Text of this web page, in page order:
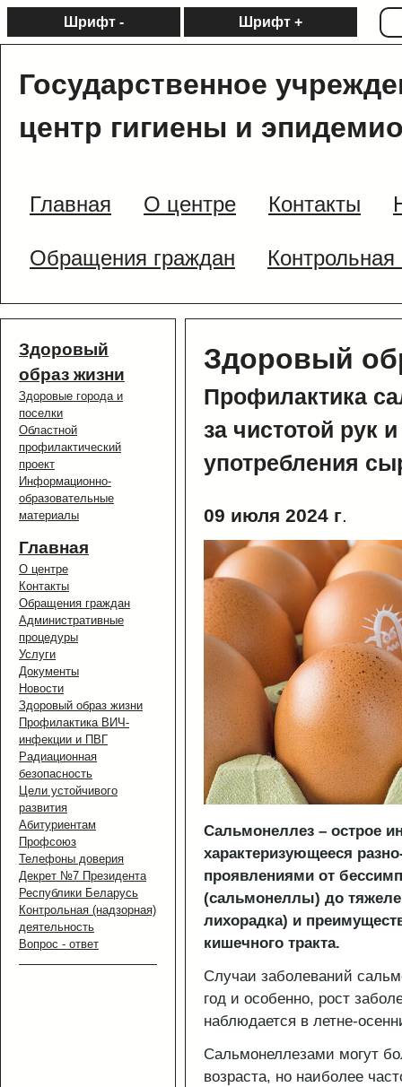
Шрифт - Шрифт +
Государственное
центр гигиены и
Главная О центре Контакты
Обращения граждан
Здоровый
образ жизни
Здоровые города и
поселки
Областной
профилактический
проект
Информационно-
образовательные
материалы
Главная
О центре
Контакты
Обращения граждан
Административные
процедуры
Услуги
Документы
Новости
Здоровый образ жизни
Профилактика ВИЧ-
инфекции и ПВГ
Радиационная
безопасность
Цели устойчивого
развития
Абитуриентам
Профсоюз
Телефоны доверия
Декрет №7 Президента
Республики Беларусь
Контрольная (надзорная)
деятельность
Вопрос - ответ
Здоровый
Профилактика
за чистотой рук
употребления
09 июля 2024 г.
Сальмонеллез – острое
характеризующееся
проявлениями от
(сальмонеллы) до
лихорадка) и
кишечного тракта.
Случаи заболеваний
год и особенно, рост
наблюдается в летне-
Сальмонеллезами могут
возраста, но наиболее